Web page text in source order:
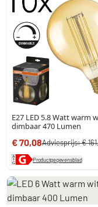
E27 LED 5.8 Watt warm
dimbaar 470 Lumen
€ 70,08Adviesprijs:€
Productgegevensblad